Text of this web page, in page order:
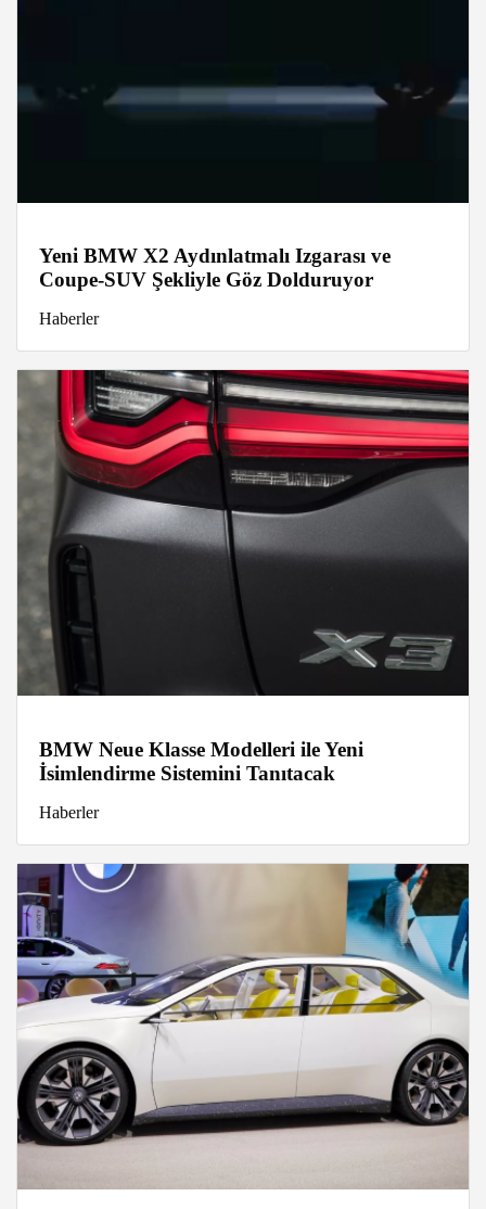
Yeni BMW X2 Aydınlatmalı Izgarası ve
Coupe-SUV Şekliyle Göz Dolduruyor
Haberler
BMW Neue Klasse Modelleri ile Yeni
İsimlendirme Sistemini Tanıtacak
Haberler